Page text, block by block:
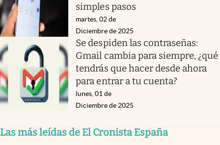
simples pasos
martes, 02 de
Diciembre de 2025
Se despiden las contraseñas:
Gmail cambia para siempre, ¿qué
tendrás que hacer desde ahora
para entrar a tu cuenta?
lunes, 01 de
Diciembre de 2025
Las más leídas de El Cronista España